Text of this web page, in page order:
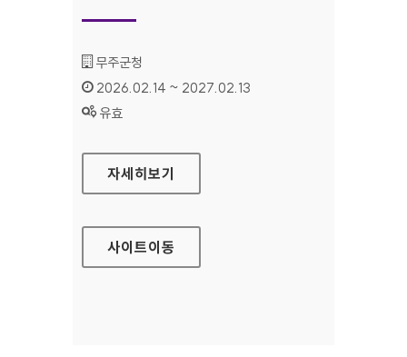
기관명 :
무주군청
인증기간 :
2026.02.14 ~ 2027.02.13
상태 :
유효
무주군청
자세히보기
사이트이동